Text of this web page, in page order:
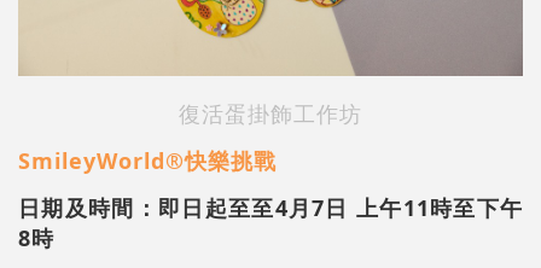
復活蛋掛飾工作坊
SmileyWorld®快樂挑戰
日期及時間： 即日起至至4月7日上午11時至下午
8時